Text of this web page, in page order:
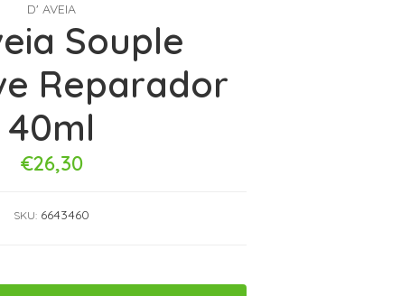
D' AVEIA
Souple
Reparador
40ml
€26,30
SKU: 6643460